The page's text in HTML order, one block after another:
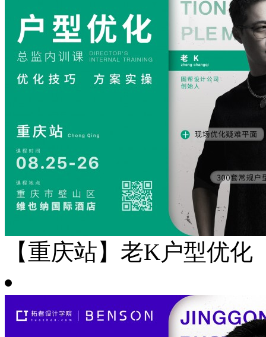
【重庆站】老K户型优化